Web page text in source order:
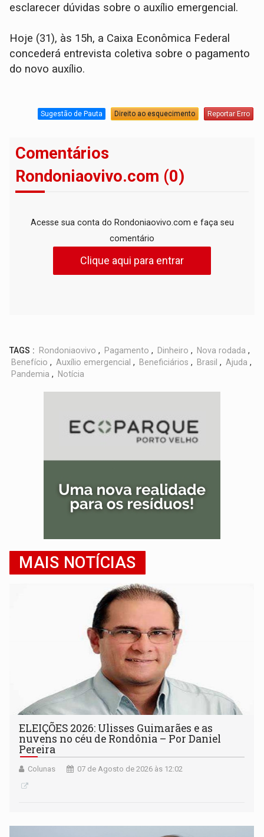
esclarecer dúvidas sobre o auxílio emergencial.
Hoje (31), às 15h, a Caixa Econômica Federal
concederá entrevista coletiva sobre o pagamento
do novo auxílio.
Sugestão de Pauta Direito ao esquecimento Reportar Erro
Comentários
Rondoniaovivo.com (0)
Acesse sua conta do Rondoniaovivo.com e faça seu
comentário
Clique aqui para entrar
TAGS : Rondoniaovivo , Pagamento , Dinheiro , Nova rodada ,
Benefício , Auxílio emergencial , Beneficiários , Brasil , Ajuda ,
Pandemia , Notícia
MAIS NOTÍCIAS
ELEIÇÕES 2026: Ulisses Guimarães e as
nuvens no céu de Rondônia – Por Daniel
Pereira
Colunas 07 de Agosto de 2026 às 12:02